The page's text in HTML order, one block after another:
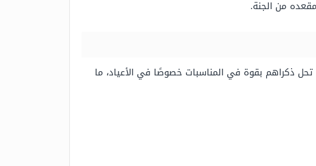
من الجنة.
تحل ذكراهم بقوة في المناسبات خصوصًا في الأعياد، ما